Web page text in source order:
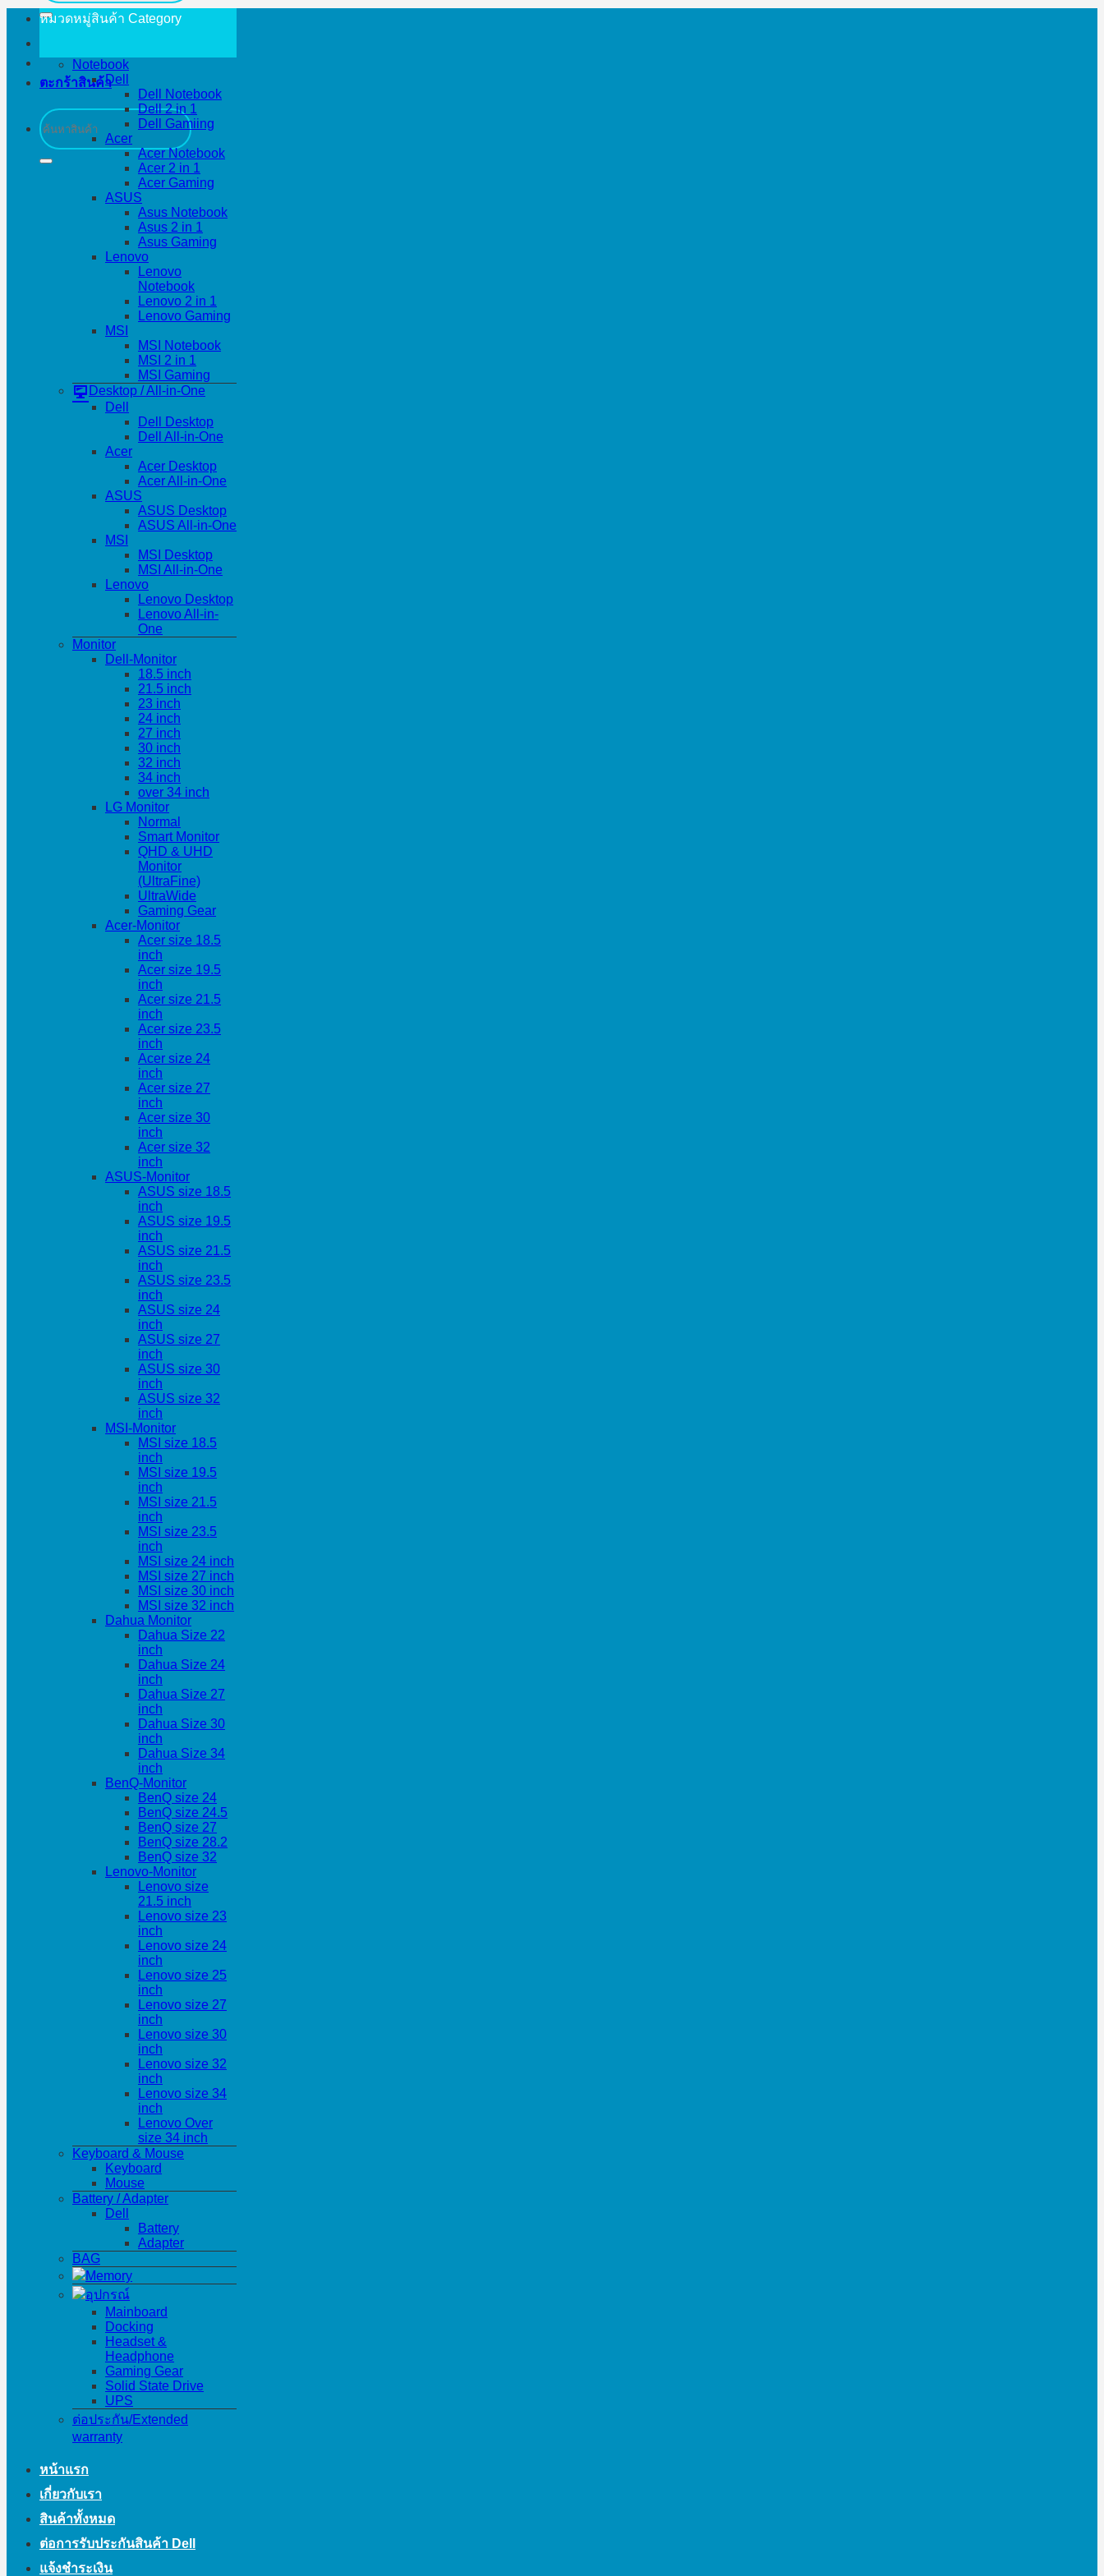
ตะกร้าสินค้า
ค้นหา:
หมวดหมู่สินค้า Category
Notebook
Dell
Dell Notebook
Dell 2 in 1
Dell Gamiing
Acer
Acer Notebook
Acer 2 in 1
Acer Gaming
ASUS
Asus Notebook
Asus 2 in 1
Asus Gaming
Lenovo
Lenovo
Notebook
Lenovo 2 in 1
Lenovo Gaming
MSI
MSI Notebook
MSI 2 in 1
MSI Gaming
Desktop / All-in-One
Dell
Dell Desktop
Dell All-in-One
Acer
Acer Desktop
Acer All-in-One
ASUS
ASUS Desktop
ASUS All-in-One
MSI
MSI Desktop
MSI All-in-One
Lenovo
Lenovo Desktop
Lenovo All-in-
One
Monitor
Dell-Monitor
18.5 inch
21.5 inch
23 inch
24 inch
27 inch
30 inch
32 inch
34 inch
over 34 inch
LG Monitor
Normal
Smart Monitor
QHD & UHD
Monitor
(UltraFine)
UltraWide
Gaming Gear
Acer-Monitor
Acer size 18.5
inch
Acer size 19.5
inch
Acer size 21.5
inch
Acer size 23.5
inch
Acer size 24
inch
Acer size 27
inch
Acer size 30
inch
Acer size 32
inch
ASUS-Monitor
ASUS size 18.5
inch
ASUS size 19.5
inch
ASUS size 21.5
inch
ASUS size 23.5
inch
ASUS size 24
inch
ASUS size 27
inch
ASUS size 30
inch
ASUS size 32
inch
MSI-Monitor
MSI size 18.5
inch
MSI size 19.5
inch
MSI size 21.5
inch
MSI size 23.5
inch
MSI size 24 inch
MSI size 27 inch
MSI size 30 inch
MSI size 32 inch
Dahua Monitor
Dahua Size 22
inch
Dahua Size 24
inch
Dahua Size 27
inch
Dahua Size 30
inch
Dahua Size 34
inch
BenQ-Monitor
BenQ size 24
BenQ size 24.5
BenQ size 27
BenQ size 28.2
BenQ size 32
Lenovo-Monitor
Lenovo size
21.5 inch
Lenovo size 23
inch
Lenovo size 24
inch
Lenovo size 25
inch
Lenovo size 27
inch
Lenovo size 30
inch
Lenovo size 32
inch
Lenovo size 34
inch
Lenovo Over
size 34 inch
Keyboard & Mouse
Keyboard
Mouse
Battery / Adapter
Dell
Battery
Adapter
BAG
Memory
อุปกรณ์
Mainboard
Docking
Headset &
Headphone
Gaming Gear
Solid State Drive
UPS
ต่อประกัน/Extended
warranty
หน้าแรก
เกี่ยวกับเรา
สินค้าทั้งหมด
ต่อการรับประกันสินค้า Dell
แจ้งชำระเงิน